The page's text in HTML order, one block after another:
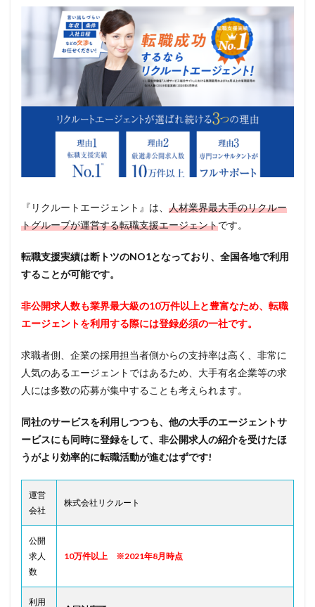
『リクルートエージェント』は、 人材業界最大手のリクルー
トグループが運営する転職支援エージェントです。
転職支援実績は断トツのNO1となっており、全国各地で利用
することが可能です。
非公開求人数も業界最大級の10万件以上と豊富なため、転職
エージェントを利用する際には登録必須の一社です。
求職者側、企業の採用担当者側からの支持率は高く、非常に
人気のあるエージェントではあるため、大手有名企業等の求
人には多数の応募が集中することも考えられます。
同社のサービスを利用しつつも、他の大手のエージェントサ
ービスにも同時に登録をして、非公開求人の紹介を受けたほ
うがより効率的に転職活動が進むはずです!
運営
会社
株式会社リクルート
公開
求人
数
10万件以上 ※2021年8月時点
利用